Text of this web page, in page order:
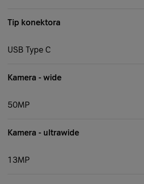
Tip konektora
USB Type C
Kamera - wide
50MP
Kamera - ultrawide
13MP